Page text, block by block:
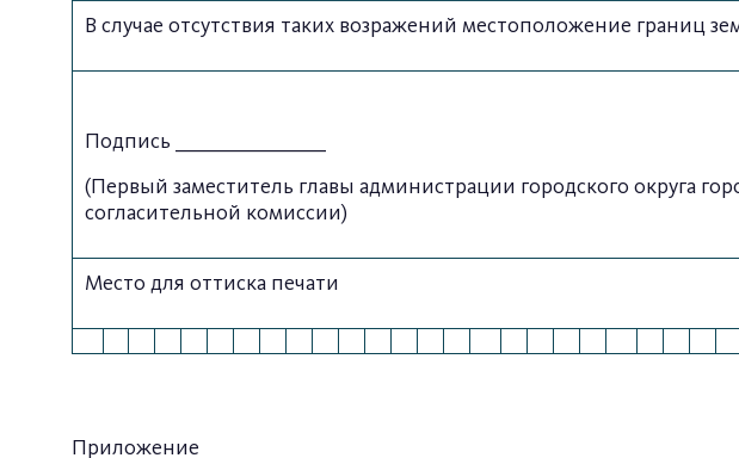
В случае отсутствия таких возражений местоположение границ
Подпись __________________
(Первый заместитель главы администрации городского округа
согласительной комиссии)
Место для оттиска печати
Приложение